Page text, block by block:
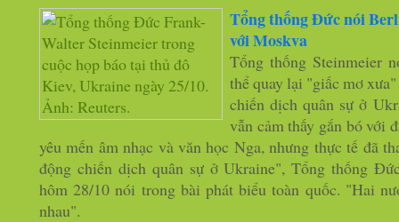
Tổng thống Đức nói
với Moskva
Tổng thống Steinmeier
thể quay lại "giấc mơ
chiến dịch quân sự ở
vẫn cảm thấy gắn bó với
yêu mến âm nhạc và văn học Nga, nhưng thực tế đã
động chiến dịch quân sự ở Ukraine", Tổng thống
hôm 28/10 nói trong bài phát biểu toàn quốc. "Hai
nhau".